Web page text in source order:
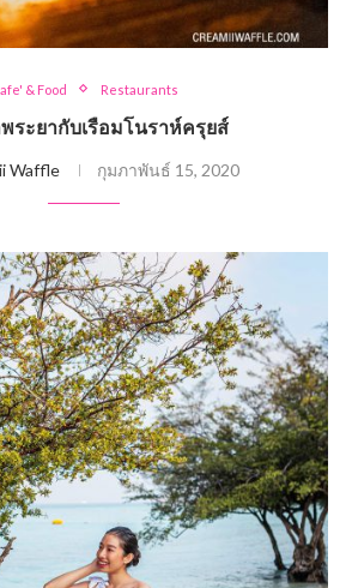
& Food Restaurants
พระยากับเรือมโนราห์ครุยส์
Waffle กุมภาพันธ์ 15, 2020